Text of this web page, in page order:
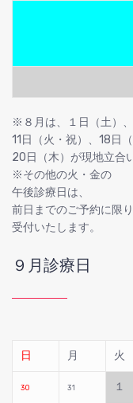
※８月は、１日（土）、
11日（火・祝）、18日（
20日（木）が現地立合
※その他の火・金の
午後診療日は、
前日までのご予約に限り
受付いたします。
９月診療日
日
月 火
30 31 １